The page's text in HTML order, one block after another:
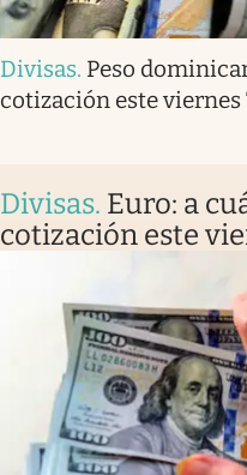
Divisas. Peso
cotización este viernes
Divisas. Euro: a
cotización este